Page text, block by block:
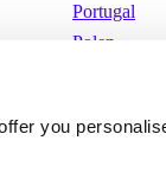
you
Portugal
Polen
Zweden